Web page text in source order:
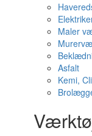
Maler
Asfalt
Kemi,